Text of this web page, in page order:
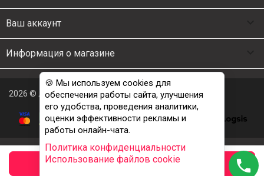
Ваш аккаунт
Информация о магазине
2026 © Люкс Постель
🍪 Мы используем cookies для
обеспечения работы сайта, улучшения
его удобства, проведения аналитики,
оценки эффективности рекламы и
работы онлайн-чата.
Политика конфиденциальности
Использование файлов cookie
phone
заказать